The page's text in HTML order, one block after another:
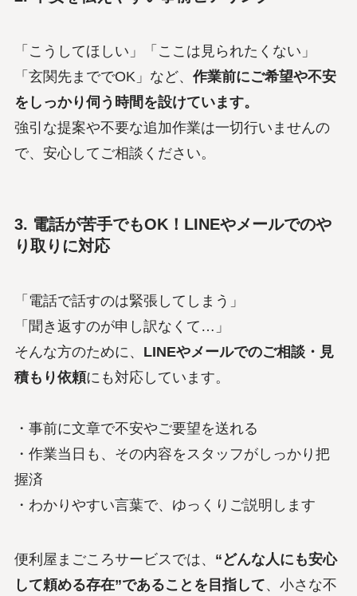
「こうしてほしい」「ここは見られたくない」
「玄関先まででOK」など、 作業前にご希望や不安
をしっかり伺う時間を設けています。
強引な提案や不要な追加作業は一切行いませんの
で、安心してご相談ください。
3. 電話が苦手でもOK！LINEやメールでのや
り取りに対応
「電話で話すのは緊張してしまう」
「聞き返すのが申し訳なくて…」
そんな方のために、 LINEやメールでのご相談・見
積もり依頼にも対応しています。
・事前に文章で不安やご要望を送れる
・作業当日も、その内容をスタッフがしっかり把
握済
・わかりやすい言葉で、ゆっくりご説明します
便利屋まごころサービスでは、 “どんな人にも安心
して頼める存在”であることを目指して、小さな不